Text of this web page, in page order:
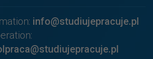
info@studiujepracuje.pl